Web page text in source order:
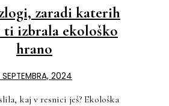
zaradi katerih
ti izbrala ekološko
hrano
2024
kaj v resnici ješ? Ekološka